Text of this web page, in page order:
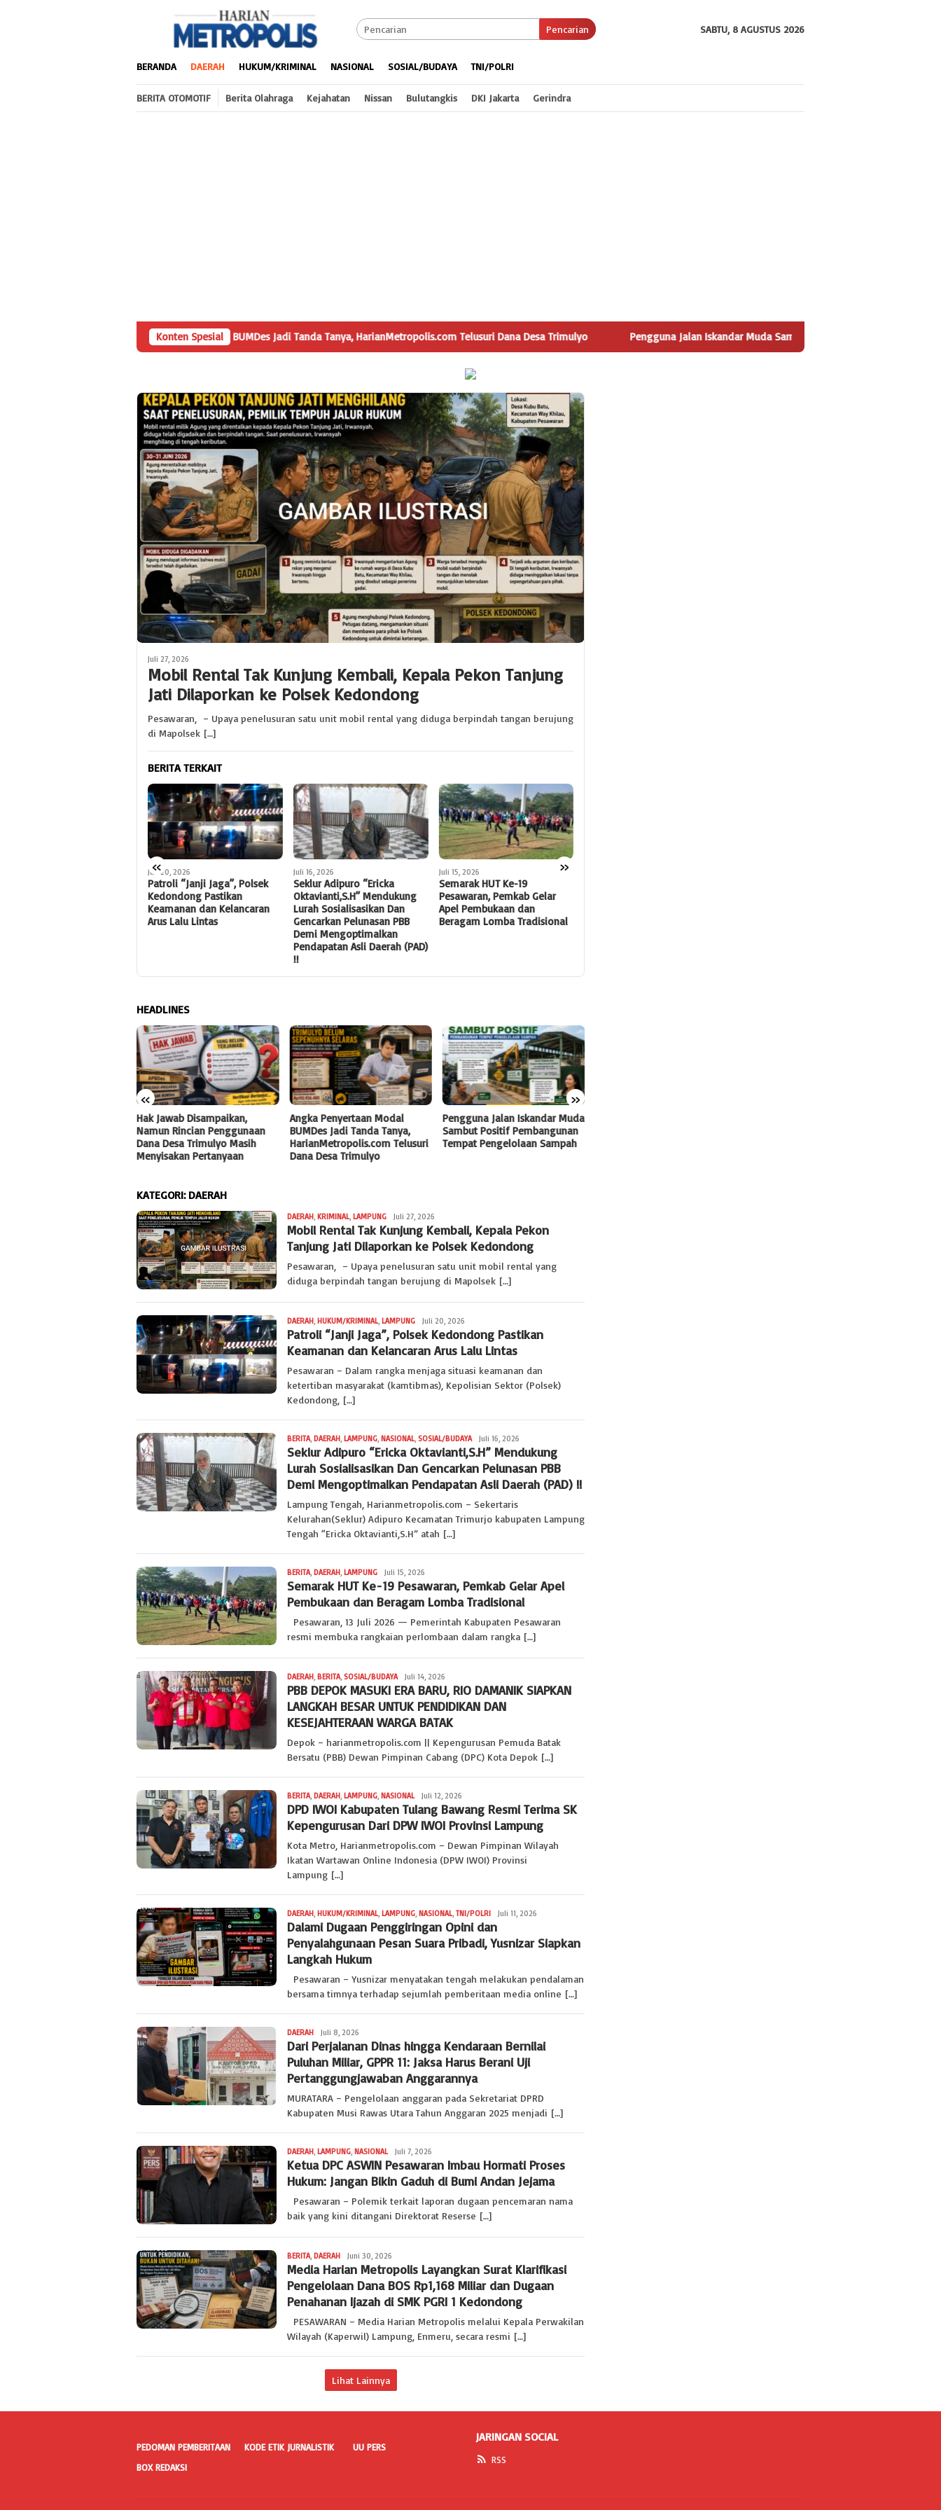
Pencarian SABTU, 8 AGUSTUS 2026
BERANDA DAERAH HUKUM/KRIMINAL NASIONAL SOSIAL/BUDAYA TNI/POLRI
BERITA OTOMOTIF Berita Olahraga Kejahatan Nissan Bulutangkis DKI Jakarta Gerindra
Konten Spesial
Angka Penyertaan Modal BUMDes Jadi Tanda Tanya, HarianMetropolis.com Telusuri Dana Desa Trimulyo Pengguna Jalan Iskandar Muda Sambut Positif Pembangunan Tempat Pengelolaan
Juli 27, 2026
Mobil Rental Tak Kunjung Kembali, Kepala Pekon Tanjung
Jati Dilaporkan ke Polsek Kedondong
Pesawaran, – Upaya penelusuran satu unit mobil rental yang diduga berpindah tangan berujung
di Mapolsek […]
BERITA TERKAIT
« »
Juli 16, 2026
Seklur Adipuro “Ericka
Oktavianti,S.H” Mendukung
Lurah Sosialisasikan Dan
Gencarkan Pelunasan PBB
Juli 15, 2026
Semarak HUT Ke-19
Pesawaran, Pemkab Gelar
Apel Pembukaan dan
Beragam Lomba Tradisional
Juli 14, 2026
PBB DEPOK MASUKI ERA BARU,
RIO DAMANIK SIAPKAN
LANGKAH BESAR UNTUK
PENDIDIKAN DAN
HEADLINES
« »
Angka Penyertaan Modal
BUMDes Jadi Tanda Tanya,
HarianMetropolis.com Telusuri
Dana Desa Trimulyo
Pengguna Jalan Iskandar Muda
Sambut Positif Pembangunan
Tempat Pengelolaan Sampah
Mobil Rental Tak Kunjung
Kembali, Kepala Pekon
Tanjung Jati Dilaporkan ke
KATEGORI: DAERAH
DAERAH, KRIMINAL, LAMPUNG Redaksi
Lampung
Juli 27, 2026
Mobil Rental Tak Kunjung Kembali, Kepala Pekon
Tanjung Jati Dilaporkan ke Polsek Kedondong
Pesawaran, – Upaya penelusuran satu unit mobil rental yang
diduga berpindah tangan berujung di Mapolsek […]
DAERAH, HUKUM/KRIMINAL, LAMPUNG Redaksi
Lampung
Juli 20, 2026
Patroli “Janji Jaga”, Polsek Kedondong Pastikan
Keamanan dan Kelancaran Arus Lalu Lintas
Pesawaran – Dalam rangka menjaga situasi keamanan dan
ketertiban masyarakat (kamtibmas), Kepolisian Sektor (Polsek)
Kedondong, […]
BERITA, DAERAH, LAMPUNG, NASIONAL, SOSIAL/BUDAYAVindo
Datuk
Juli 16, 2026
Seklur Adipuro “Ericka Oktavianti,S.H” Mendukung
Lurah Sosialisasikan Dan Gencarkan Pelunasan PBB
Demi Mengoptimalkan Pendapatan Asli Daerah (PAD) !!
Lampung Tengah, Harianmetropolis.com – Sekertaris
Kelurahan(Seklur) Adipuro Kecamatan Trimurjo kabupaten Lampung
Tengah “Ericka Oktavianti,S.H” atah […]
BERITA, DAERAH, LAMPUNG Redaksi
Lampung
Juli 15, 2026
Semarak HUT Ke-19 Pesawaran, Pemkab Gelar Apel
Pembukaan dan Beragam Lomba Tradisional
Pesawaran, 13 Juli 2026 — Pemerintah Kabupaten Pesawaran
resmi membuka rangkaian perlombaan dalam rangka […]
DAERAH, BERITA, SOSIAL/BUDAYARedaksi
Jabar
Juli 14, 2026
PBB DEPOK MASUKI ERA BARU, RIO DAMANIK SIAPKAN
LANGKAH BESAR UNTUK PENDIDIKAN DAN
KESEJAHTERAAN WARGA BATAK
Depok – harianmetropolis.com || Kepengurusan Pemuda Batak
Bersatu (PBB) Dewan Pimpinan Cabang (DPC) Kota Depok […]
BERITA, DAERAH, LAMPUNG, NASIONALVindo
Datuk
Juli 12, 2026
DPD IWOI Kabupaten Tulang Bawang Resmi Terima SK
Kepengurusan Dari DPW IWOI Provinsi Lampung ‎
Kota Metro, Harianmetropolis.com – ‎Dewan Pimpinan Wilayah
Ikatan Wartawan Online Indonesia (DPW IWOI) Provinsi
Lampung […]
DAERAH, HUKUM/KRIMINAL, LAMPUNG, NASIONAL, TNI/POLRI Redaksi
Lampung
Juli 11, 2026
Dalami Dugaan Penggiringan Opini dan
Penyalahgunaan Pesan Suara Pribadi, Yusnizar Siapkan
Langkah Hukum
Pesawaran – Yusnizar menyatakan tengah melakukan pendalaman
bersama timnya terhadap sejumlah pemberitaan media online […]
DAERAH Redaksi
Sumsel
Juli 8, 2026
Dari Perjalanan Dinas hingga Kendaraan Bernilai
Puluhan Miliar, GPPR 11: Jaksa Harus Berani Uji
Pertanggungjawaban Anggarannya
MURATARA – Pengelolaan anggaran pada Sekretariat DPRD
Kabupaten Musi Rawas Utara Tahun Anggaran 2025 menjadi […]
DAERAH, LAMPUNG, NASIONALRedaksi
Lampung
Juli 7, 2026
Ketua DPC ASWIN Pesawaran Imbau Hormati Proses
Hukum: Jangan Bikin Gaduh di Bumi Andan Jejama
Pesawaran – Polemik terkait laporan dugaan pencemaran nama
baik yang kini ditangani Direktorat Reserse […]
BERITA, DAERAH Redaksi
Lampung
Juni 30, 2026
Media Harian Metropolis Layangkan Surat Klarifikasi
Pengelolaan Dana BOS Rp1,168 Miliar dan Dugaan
Penahanan Ijazah di SMK PGRI 1 Kedondong
PESAWARAN – Media Harian Metropolis melalui Kepala Perwakilan
Wilayah (Kaperwil) Lampung, Enmeru, secara resmi […]
Lihat Lainnya
PEDOMAN PEMBERITAAN KODE ETIK JURNALISTIK
UU PERS
BOX REDAKSI
JARINGAN SOCIAL
RSS